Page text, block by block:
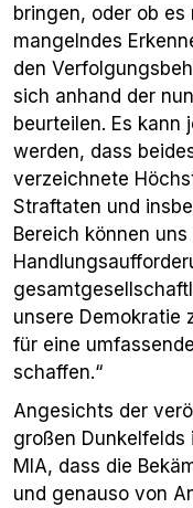
bringen, oder ob
mangelndes
den
sich anhand der
beurteilen. Es kann
werden, dass
verzeichnete
Straftaten und
Bereich können
unsere Demokratie
für eine
schaffen.“
Angesichts der
großen Dunkelfelds
MIA, dass die
und genauso von